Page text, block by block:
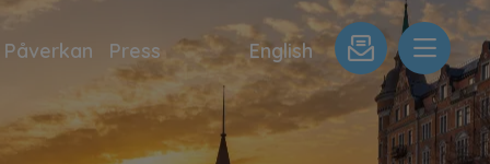
Påverkan Press English